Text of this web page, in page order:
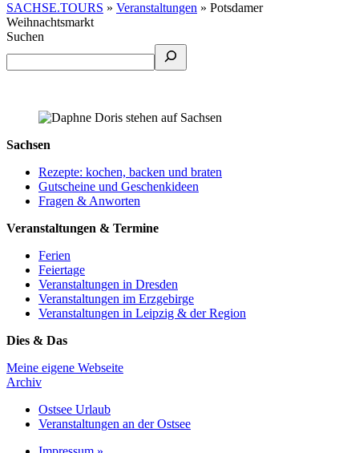
SACHSE.TOURS » Veranstaltungen » Potsdamer
Weihnachtsmarkt
Suchen
Sachsen
Rezepte: kochen, backen und braten
Gutscheine und Geschenkideen
Fragen & Anworten
Veranstaltungen & Termine
Ferien
Feiertage
Veranstaltungen in Dresden
Veranstaltungen im Erzgebirge
Veranstaltungen in Leipzig & der Region
Dies & Das
Meine eigene Webseite
Archiv
Ostsee Urlaub
Veranstaltungen an der Ostsee